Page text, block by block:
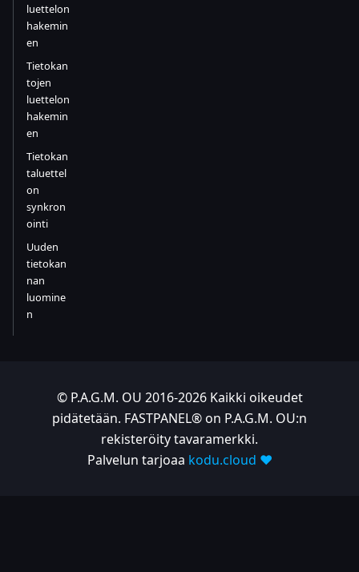
luettelon
hakemin
en
Tietokan
tojen
luettelon
hakemin
en
Tietokan
taluettel
on
synkron
ointi
Uuden
tietokan
nan
luomine
n
© P.A.G.M. OU 2016-2026 Kaikki oikeudet
pidätetään. FASTPANEL® on P.A.G.M. OU:n
rekisteröity tavaramerkki.
Palvelun tarjoaa kodu.cloud ❤️